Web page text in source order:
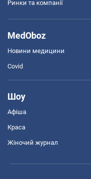
Ринки та компанії
MedOboz
Новини медицини
Covid
Шоу
Афіша
Краса
Жіночий журнал